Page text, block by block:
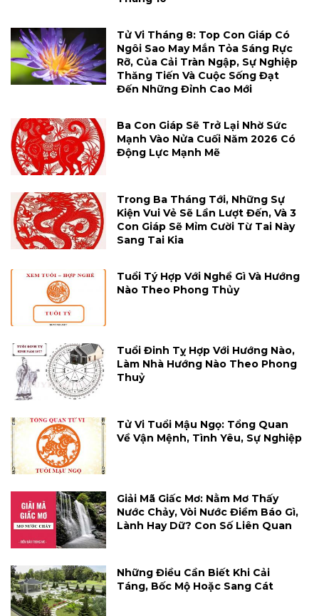
Tử Vi Tháng 8: Top Con Giáp Có
Ngôi Sao May Mắn Tỏa Sáng Rực
Rỡ, Của Cải Tràn Ngập, Sự Nghiệp
Thăng Tiến Và Cuộc Sống Đạt
Đến Những Đỉnh Cao Mới
Ba Con Giáp Sẽ Trở Lại Nhờ Sức
Mạnh Vào Nửa Cuối Năm 2026 Có
Động Lực Mạnh Mẽ
Trong Ba Tháng Tới, Những Sự
Kiện Vui Vẻ Sẽ Lần Lượt Đến, Và 3
Con Giáp Sẽ Mỉm Cười Từ Tai Này
Sang Tai Kia
Tuổi Tý Hợp Với Nghề Gì Và Hướng
Nào Theo Phong Thủy
Tuổi Đinh Tỵ Hợp Với Hướng Nào,
Làm Nhà Hướng Nào Theo Phong
Thuỷ
Tử Vi Tuổi Mậu Ngọ: Tổng Quan
Về Vận Mệnh, Tình Yêu, Sự Nghiệp
Giải Mã Giấc Mơ: Nằm Mơ Thấy
Nước Chảy, Vòi Nước Điềm Báo Gì,
Lành Hay Dữ? Con Số Liên Quan
Những Điều Cần Biết Khi Cải
Táng, Bốc Mộ Hoặc Sang Cát